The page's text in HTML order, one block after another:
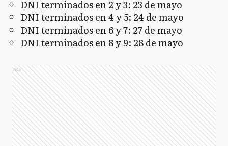
DNI terminados en 2 y 3: 23 de mayo
DNI terminados en 4 y 5: 24 de mayo
DNI terminados en 6 y 7: 27 de mayo
DNI terminados en 8 y 9: 28 de mayo
Ads